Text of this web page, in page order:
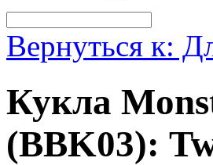
Вернуться к:
Кукла
(BBK03):